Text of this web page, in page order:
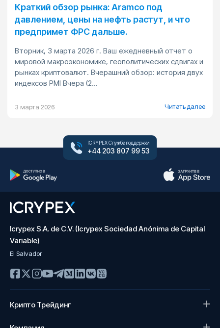
Краткий обзор рынка: Aramco под
давлением, цены на нефть растут, и что
предпримет ФРС дальше.
Вторник, 3 марта 2026 г. Ваш ежедневный отчет о
мировой макроэкономике, геополитических сдвигах и
рынках криптовалют. Вчерашний обзор: история двух
индексов PMI Вчера (2...
3 марта 2026 Читать далее
ICRYPEX Служба поддержки
+44 203 807 99 53
Icrypex S.A. de C.V. (Icrypex Sociedad Anónima de Capital
Variable)
El Salvador
Крипто Трейдинг